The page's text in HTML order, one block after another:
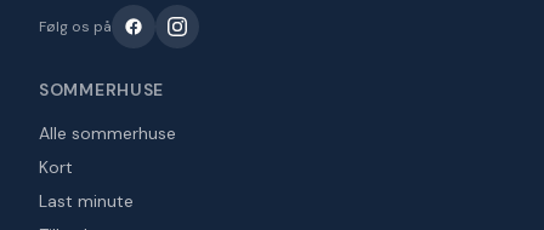
Følg os på
SOMMERHUSE
Alle sommerhuse
Kort
Last minute